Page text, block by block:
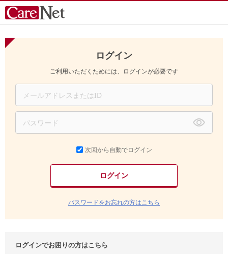
ログイン
ご利用いただくためには、ログインが必要です
次回から自動でログイン
パスワードをお忘れの方はこちら
ログインでお困りの方はこちら